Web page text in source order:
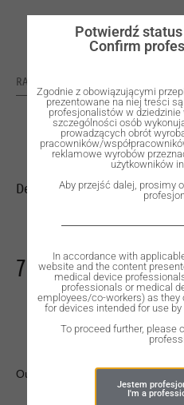
RATING: 0
Dental Implant, ROOTT C, D
730,00zł
Out of stock
Potwierdź
Confirm
Zgodnie z obowiązującymi
prezentowane na niej treści
profesjonalistów w
szczególności osób
prowadzących obrót
pracowników/
reklamowe wyrobów
użytkowników
Aby przejść dalej, prosimy
In accordance with
website and the content
medical device
professionals or medical
employees/co-workers) as
for devices intended for use
To proceed further, please
Jestem
I'm a